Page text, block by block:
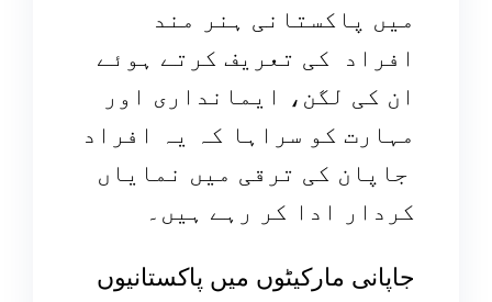
میں پاکستانی ہنر مند
افراد کی تعریف کرتے ہوئے
ان کی لگن، ایمانداری اور
مہارت کو سراہا کہ یہ افراد
جاپان کی ترقی میں نمایاں
کردار ادا کر رہے ہیں۔
جاپانی مارکیٹوں میں پاکستانیوں